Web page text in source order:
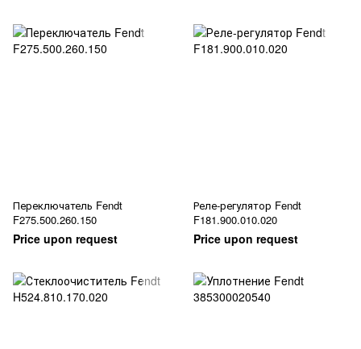
Переключатель Fendt
F275.500.260.150
Price upon request
Реле-регулятор Fendt
F181.900.010.020
Price upon request